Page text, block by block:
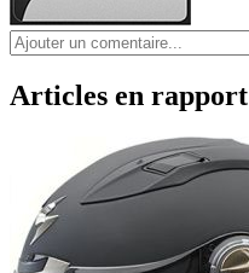
Articles en rapport